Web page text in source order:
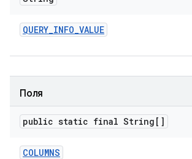
QUERY_INFO_VALUE
Поля
public static final String[]
COLUMNS